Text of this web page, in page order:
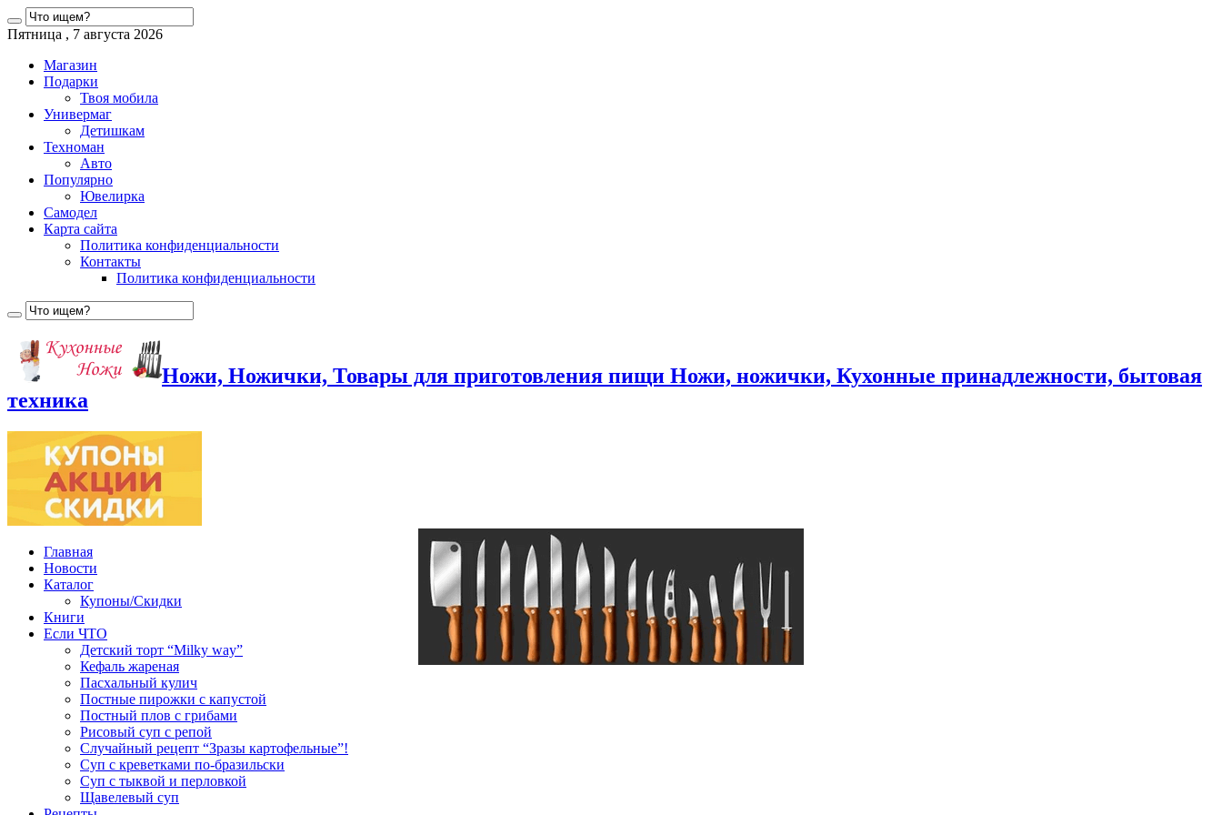
Пятница , 7 августа 2026
Магазин
Подарки
Твоя мобила
Универмаг
Детишкам
Техноман
Авто
Популярно
Ювелирка
Самодел
Карта сайта
Политика конфиденциальности
Контакты
Политика конфиденциальности
Ножи, Ножички, Товары для приготовления пищи Ножи, ножички, Кухонные принадлежности, бытовая
техника
Главная
Новости
Каталог
Купоны/Скидки
Книги
Если ЧТО
Детский торт “Milky way”
Кефаль жареная
Пасхальный кулич
Постные пирожки с капустой
Постный плов с грибами
Рисовый суп с репой
Случайный рецепт “Зразы картофельные”!
Суп с креветками по-бразильски
Суп с тыквой и перловкой
Щавелевый суп